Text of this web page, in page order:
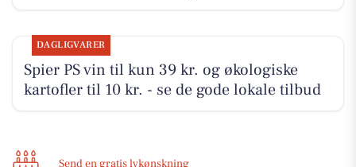
DAGLIGVARER
Spier PS vin til kun 39 kr. og økologiske
kartofler til 10 kr. - se de gode lokale tilbud
Send en gratis lykønskning